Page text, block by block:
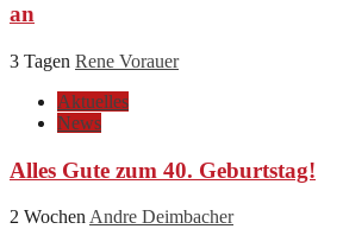
an
3 Tagen Rene Vorauer
Aktuelles
News
Alles Gute zum 40. Geburtstag!
2 Wochen Andre Deimbacher